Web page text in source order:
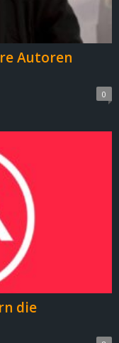
Autoren
0
die